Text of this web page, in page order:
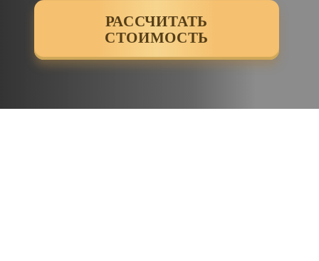
РАССЧИТАТЬ
СТОИМОСТЬ